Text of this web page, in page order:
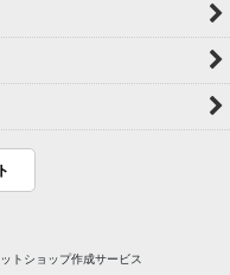
トショップ作成サービス